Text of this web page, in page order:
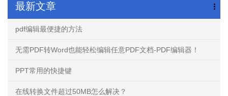
最新文章
pdf编辑最便捷的方法
无需PDF转Word也能轻松编辑任意PDF文档-PDF编辑器！
PPT常用的快捷键
在线转换文件超过50MB怎么解决？